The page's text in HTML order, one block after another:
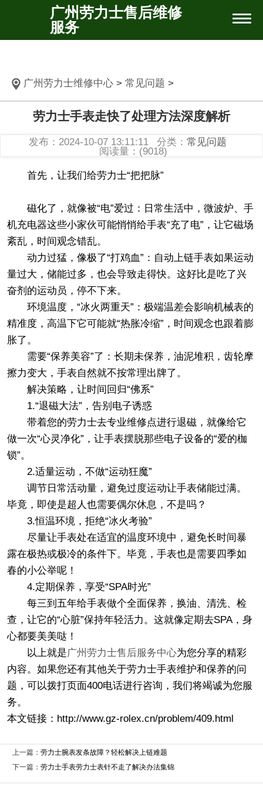
广州劳力士售后维修
服务
广州劳力士维修中心> 常见问题 >
劳力士手表走快了处理方法深度解析
发布：2024-10-07 13:11:11 分类： 常见问题
阅读量：(9018)
首先，让我们给劳力士“把把脉”
磁化了，就像被“电”爱过：日常生活中，微波炉、手
机充电器这些小家伙可能悄悄给手表“充了电”，让它磁场
紊乱，时间观念错乱。
动力过猛，像极了“打鸡血”：自动上链手表如果运动
量过大，储能过多，也会导致走得快。这好比是吃了兴
奋剂的运动员，停不下来。
环境温度，“冰火两重天”：极端温差会影响机械表的
精准度，高温下它可能就“热胀冷缩”，时间观念也跟着膨
胀了。
需要“保养美容”了：长期未保养，油泥堆积，齿轮摩
擦力变大，手表自然就不按常理出牌了。
解决策略，让时间回归“佛系”
1.“退磁大法”，告别电子诱惑
带着您的劳力士去专业维修点进行退磁，就像给它
做一次“心灵净化”，让手表摆脱那些电子设备的“爱的枷
锁”。
2.适量运动，不做“运动狂魔”
调节日常活动量，避免过度运动让手表储能过满。
毕竟，即使是超人也需要偶尔休息，不是吗？
3.恒温环境，拒绝“冰火考验”
尽量让手表处在适宜的温度环境中，避免长时间暴
露在极热或极冷的条件下。毕竟，手表也是需要四季如
春的小公举呢！
4.定期保养，享受“SPA时光”
每三到五年给手表做个全面保养，换油、清洗、检
查，让它的“心脏”保持年轻活力。这就像定期去SPA，身
心都要美美哒！
以上就是广州劳力士售后服务中心为您分享的精彩
内容。如果您还有其他关于劳力士手表维护和保养的问
题，可以拨打页面400电话进行咨询，我们将竭诚为您服
务。
本文链接：http://www.gz-rolex.cn/problem/409.html
上一篇： 劳力士腕表发条故障？轻松解决上链难题
下一篇： 劳力士手表劳力士表针不走了解决办法集锦